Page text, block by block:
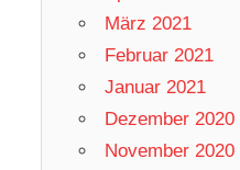
März 2021
Februar 2021
Januar 2021
Dezember 2020
November 2020